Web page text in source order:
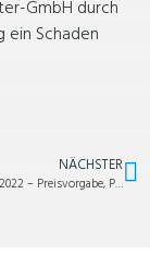
GmbH durch
ein Schaden
NÄCHSTER
Vertikal-GVO 720/2022 – Preisvorgabe, Preisempfehlung und Preisvergleich